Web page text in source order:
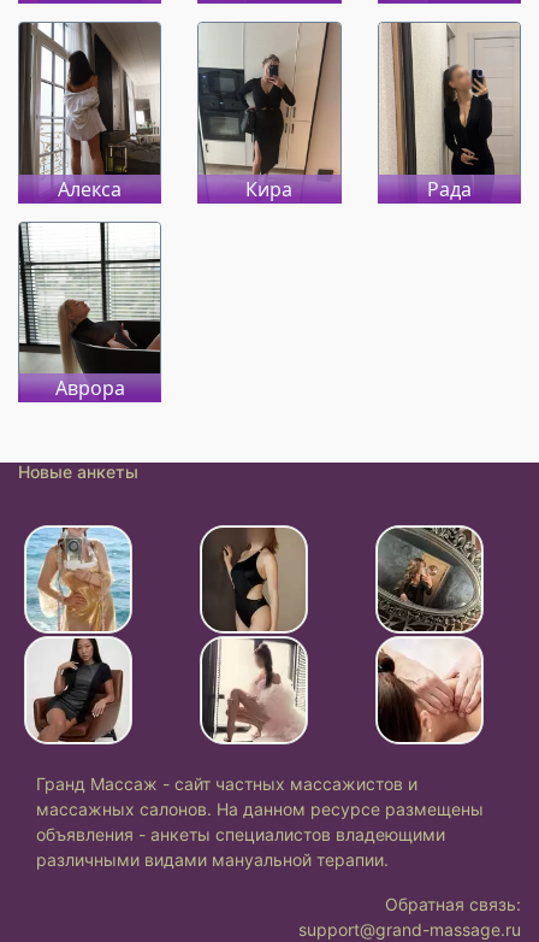
Алекса Кира Рада
Аврора
Новые анкеты
Гранд Массаж - сайт частных массажистов и
массажных салонов. На данном ресурсе размещены
объявления - анкеты специалистов владеющими
различными видами мануальной терапии.
Обратная связь:
support@grand-massage.ru